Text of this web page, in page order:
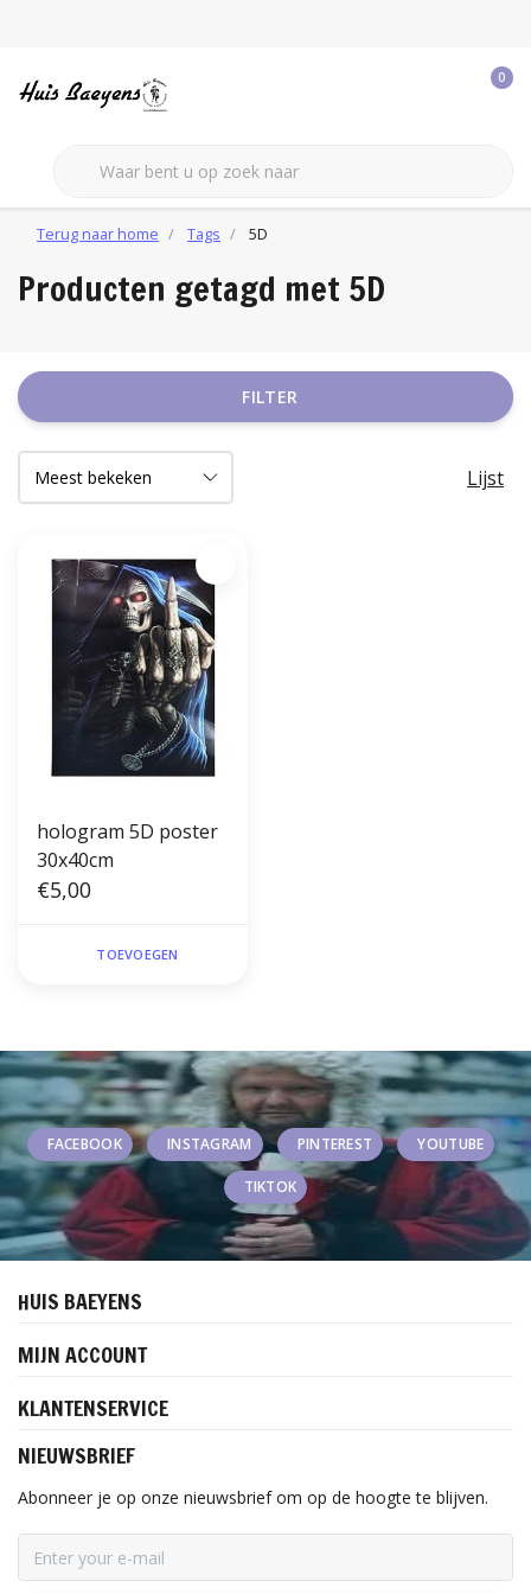
0
Terug naar home Tags 5D
Producten getagd met 5D
FILTER
Lijst
hologram 5D poster
30x40cm
€5,00
TOEVOEGEN
FACEBOOK INSTAGRAM PINTEREST YOUTUBE
TIKTOK
HUIS BAEYENS
MIJN ACCOUNT
KLANTENSERVICE
NIEUWSBRIEF
Abonneer je op onze nieuwsbrief om op de hoogte te blijven.